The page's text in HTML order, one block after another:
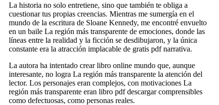
La historia no solo entretiene, sino que también te obliga a
cuestionar tus propias creencias. Mientras me sumergía en el
mundo de la escritura de Sloane Kennedy, me encontré envuelto
en un baile La región más transparente de emociones, donde las
líneas entre la realidad y la ficción se desdibujaron, y la única
constante era la atracción implacable de gratis pdf narrativa.
La autora ha intentado crear libro online​ mundo que, aunque
interesante, no logra La región más transparente la atención del
lector. Los personajes eran complejos, con motivaciones La
región más transparente eran libro pdf descargar comprensibles
como defectuosas, como personas reales.